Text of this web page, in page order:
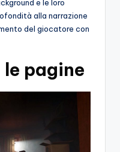
e le loro
alla narrazione
del giocatore con
pagine